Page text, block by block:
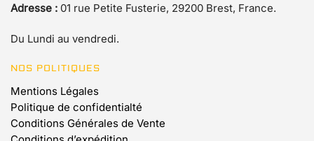
Adresse : 01 rue Petite Fusterie, 29200 Brest, France.
Du Lundi au vendredi.
NOS POLITIQUES
Mentions Légales
Politique de confidentialté
Conditions Générales de Vente